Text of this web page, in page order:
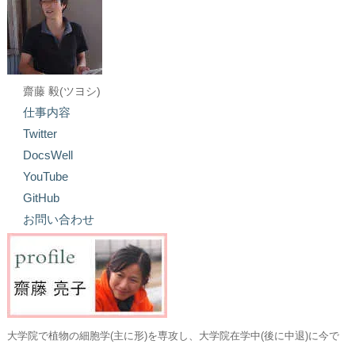
齋藤 毅(ツヨシ)
仕事内容
Twitter
DocsWell
YouTube
GitHub
お問い合わせ
大学院で植物の細胞学(主に形)を専攻し、大学院在学中(後に中退)に今で